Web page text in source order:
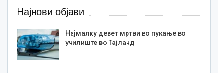
Најнови објави
Најмалку девет мртви во пукање во
училиште во Тајланд